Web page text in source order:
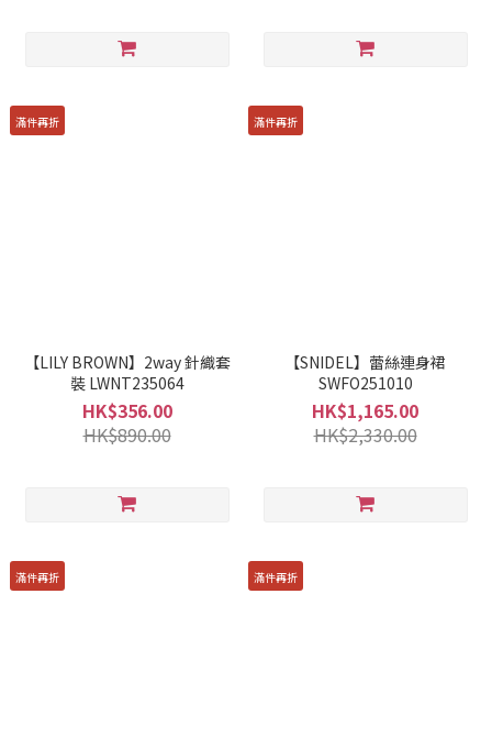
滿件再折
【LILY BROWN】2way 針織套
裝 LWNT235064
HK$356.00
HK$890.00
滿件再折
【SNIDEL】蕾絲連身裙
SWFO251010
HK$1,165.00
HK$2,330.00
滿件再折 滿件再折